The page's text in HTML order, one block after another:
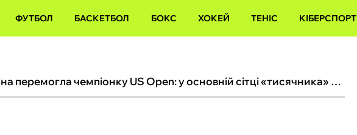
ФУТБОЛ БАСКЕТБОЛ БОКС ХОКЕЙ ТЕНІС КІБЕРСПОРТ
Калініна перемогла чемпіонку US Open: у основній сітці «тисячника» в Мадриді зіграють шість українок